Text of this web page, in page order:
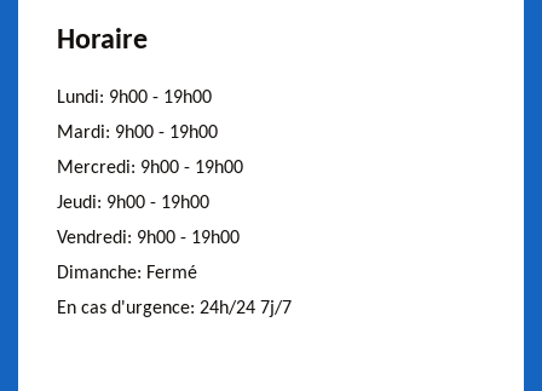
Horaire
Lundi: 9h00 - 19h00
Mardi: 9h00 - 19h00
Mercredi: 9h00 - 19h00
Jeudi: 9h00 - 19h00
Vendredi: 9h00 - 19h00
Dimanche: Fermé
En cas d'urgence: 24h/24 7j/7